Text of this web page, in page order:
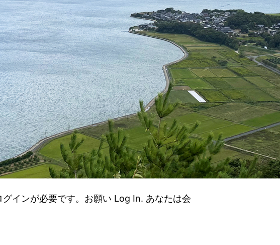
インが必要です。お願い Log In. あなたは会